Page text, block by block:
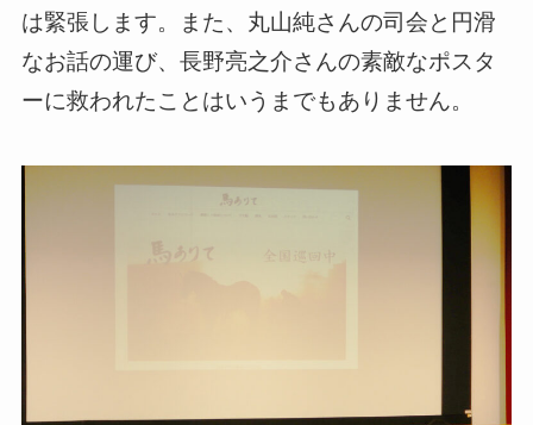
は緊張します。また、丸山純さんの司会と円滑
なお話の運び、長野亮之介さんの素敵なポスタ
ーに救われたことはいうまでもありません。